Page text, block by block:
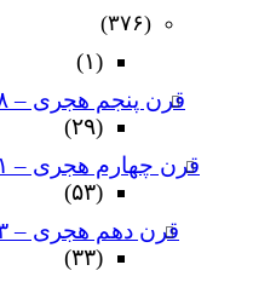
(۳۷۶)
(۱)
قرن پنجم هجری – ۳۸۸ الی ۴۸۵ شمسی
(۲۹)
قرن چهارم هجری – ۲۹۱ الی ۳۸۸ شمسی
(۵۳)
قرن دهم هجری – ۸۷۳ الی ۹۷۰ شمسی
(۳۳)